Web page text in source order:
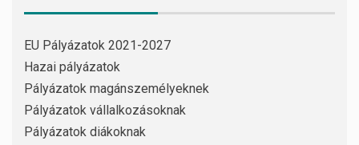
EU Pályázatok 2021-2027
Hazai pályázatok
Pályázatok magánszemélyeknek
Pályázatok vállalkozásoknak
Pályázatok diákoknak